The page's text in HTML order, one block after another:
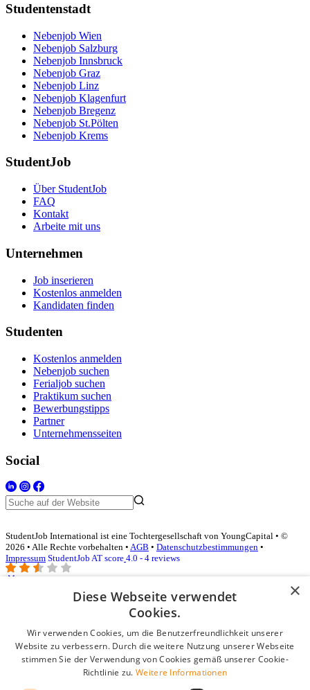
Studentenstadt
Nebenjob Wien
Nebenjob Salzburg
Nebenjob Innsbruck
Nebenjob Graz
Nebenjob Linz
Nebenjob Klagenfurt
Nebenjob Bregenz
Nebenjob St.Pölten
Nebenjob Krems
StudentJob
Über StudentJob
FAQ
Kontakt
Arbeite mit uns
Unternehmen
Job inserieren
Kostenlos anmelden
Kandidaten finden
Studenten
Kostenlos anmelden
Nebenjob suchen
Ferialjob suchen
Praktikum suchen
Bewerbungstipps
Partner
Unternehmensseiten
Social
StudentJob International ist eine Tochtergesellschaft von YoungCapital • ©
2026 • Alle Rechte vorbehalten • AGB • Datenschutzbestimmungen •
Impressum StudentJob AT score 4.0 - 4 reviews
Login für Unternehmen
E-Mail*
Passwort
×
Diese Webseite verwendet
Cookies.
Wir verwenden Cookies, um die Benutzerfreundlichkeit unserer
Website zu verbessern. Durch die weitere Nutzung unserer Webseite
stimmen Sie der Verwendung von Cookies gemäß unserer Cookie-
Richtlinie zu. Weitere Informationen